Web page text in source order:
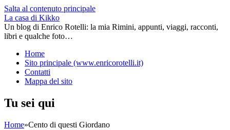
Salta al contenuto principale
La casa di Kikko
Un blog di Enrico Rotelli: la mia Rimini, appunti, viaggi, racconti,
libri e qualche foto…
Home
Sito principale (www.enricorotelli.it)
Contatti
Mappa del sito
Tu sei qui
Home»Cento di questi Giordano